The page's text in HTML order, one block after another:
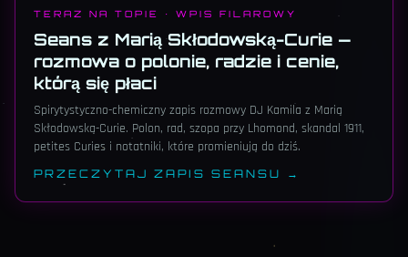
TERAZ NA TOPIE · WPIS FILAROWY
Seans z Marią Skłodowską-Curie —
rozmowa o polonie, radzie i cenie,
którą się płaci
Spirytystyczno-chemiczny zapis rozmowy DJ Kamila z Marią
Skłodowską-Curie. Polon, rad, szopa przy Lhomond, skandal 1911,
petites Curies i notatniki, które promieniują do dziś.
PRZECZYTAJ ZAPIS SEANSU →